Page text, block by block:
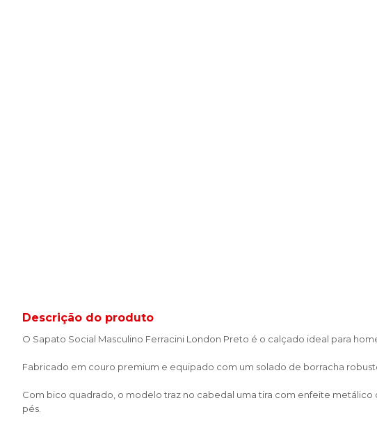
Descrição do produto
O Sapato Social Masculino Ferracini London Preto é o calçado ideal para
Fabricado em couro premium e equipado com um solado de borracha
Com bico quadrado, o modelo traz no cabedal uma tira com enfeite
pés.